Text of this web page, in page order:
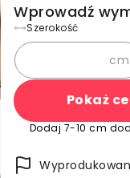
Wprowadź
Szerokość
cm
Pokaż
Dodaj 7-10 cm